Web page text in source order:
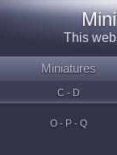
This
Miniatures
C - D
O - P - Q